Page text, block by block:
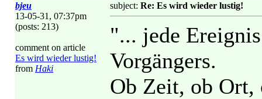
bjeu
13-05-31, 07:37pm
(posts: 213)
comment on article
Es wird wieder lustig!
from Haki
subject: Re: Es wird wieder lustig!
"... jede
Vorgängers.
Ob Zeit, ob